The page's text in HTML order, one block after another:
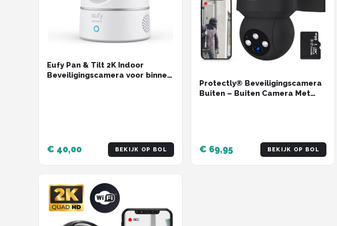
Eufy Pan & Tilt 2K Indoor
Beveiligingscamera voor binnen
€ 40,00 BEKIJK OP BOL
Protectly® Beveiligingscamera
Buiten – Buiten Camera Met
€ 69,95 BEKIJK OP BOL